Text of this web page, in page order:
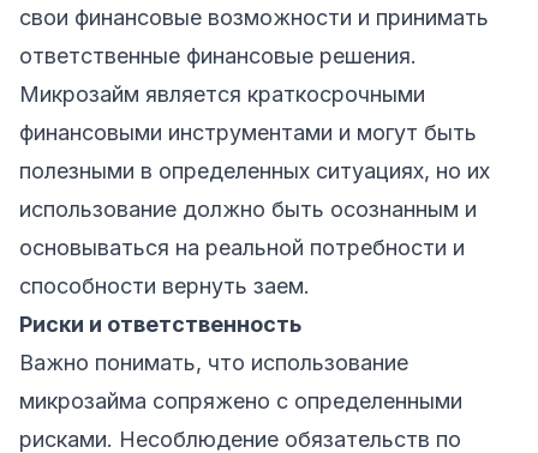
свои финансовые возможности и принимать
ответственные финансовые решения.
Микрозайм является краткосрочными
финансовыми инструментами и могут быть
полезными в определенных ситуациях, но их
использование должно быть осознанным и
основываться на реальной потребности и
способности вернуть заем.
Риски и ответственность
Важно понимать, что использование
микрозайма сопряжено с определенными
рисками. Несоблюдение обязательств по